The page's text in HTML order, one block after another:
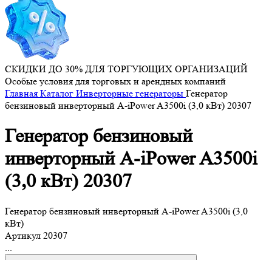
СКИДКИ ДО 30% ДЛЯ ТОРГУЮЩИХ ОРГАНИЗАЦИЙ
Особые условия для торговых и арендных компаний
Главная Каталог Инверторные генераторы Генератор
бензиновый инверторный A-iPower A3500i (3,0 кВт) 20307
Генератор бензиновый
инверторный A-iPower A3500i
(3,0 кВт) 20307
Генератор бензиновый инверторный A-iPower A3500i (3,0
кВт)
Артикул 20307
...